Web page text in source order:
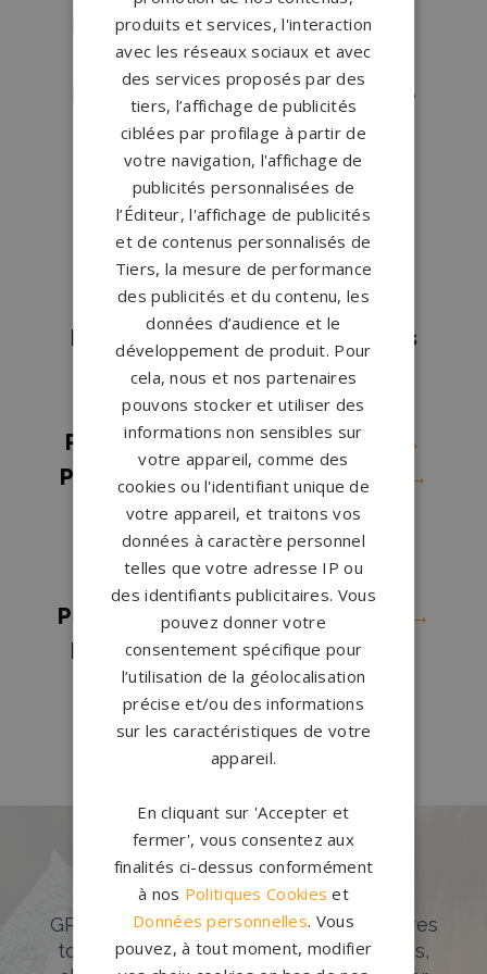
Pompes funèbres Pérenchies
Pompes funèbres Phalempin
Pompes funèbres Quesnoy-sur-
Deûle→
Pompes funèbres Roncq
Pompes funèbres Roubaix
Pompes funèbres Saint Pol Sur
Mer →
Pompes funèbres Somain
Pompes funèbres St Amand Les
Eaux →
Pompes funèbres ST ANDRE
Pompes funèbres TOURCOING
→
Pompes funèbres Valenciennes
→
Pompes funèbres Villeneuve-
d'Ascq→
Pompes funèbres Wallers
Pompes funèbres Wambrechies
→
Pompes funèbres Wasquehal
Pompes funèbres Wattrelos
Pompes funèbres Waziers
Des pierres tombales uniques et
originales
GPG Granit offre un large choix de pierres
tombales en granit de styles modernes,
produits et services, l'interaction
avec les réseaux sociaux et avec
des services proposés par des
tiers, l’affichage de publicités
ciblées par profilage à partir de
votre navigation, l'affichage de
publicités personnalisées de
l’Éditeur, l'affichage de publicités
et de contenus personnalisés de
Tiers, la mesure de performance
des publicités et du contenu, les
données d’audience et le
développement de produit. Pour
cela, nous et nos partenaires
pouvons stocker et utiliser des
informations non sensibles sur
votre appareil, comme des
cookies ou l'identifiant unique de
votre appareil, et traitons vos
données à caractère personnel
telles que votre adresse IP ou
des identifiants publicitaires. Vous
pouvez donner votre
consentement spécifique pour
l’utilisation de la géolocalisation
précise et/ou des informations
sur les caractéristiques de votre
appareil.
En cliquant sur 'Accepter et
fermer', vous consentez aux
finalités ci-dessus conformément
à nos Politiques Cookies et
Données personnelles. Vous
pouvez, à tout moment, modifier